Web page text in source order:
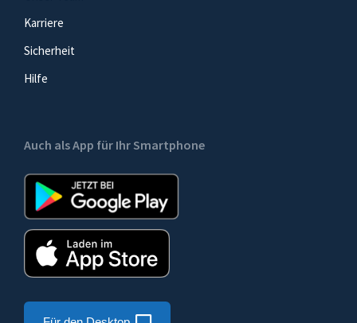
Karriere
Sicherheit
Hilfe
Auch als App für Ihr Smartphone